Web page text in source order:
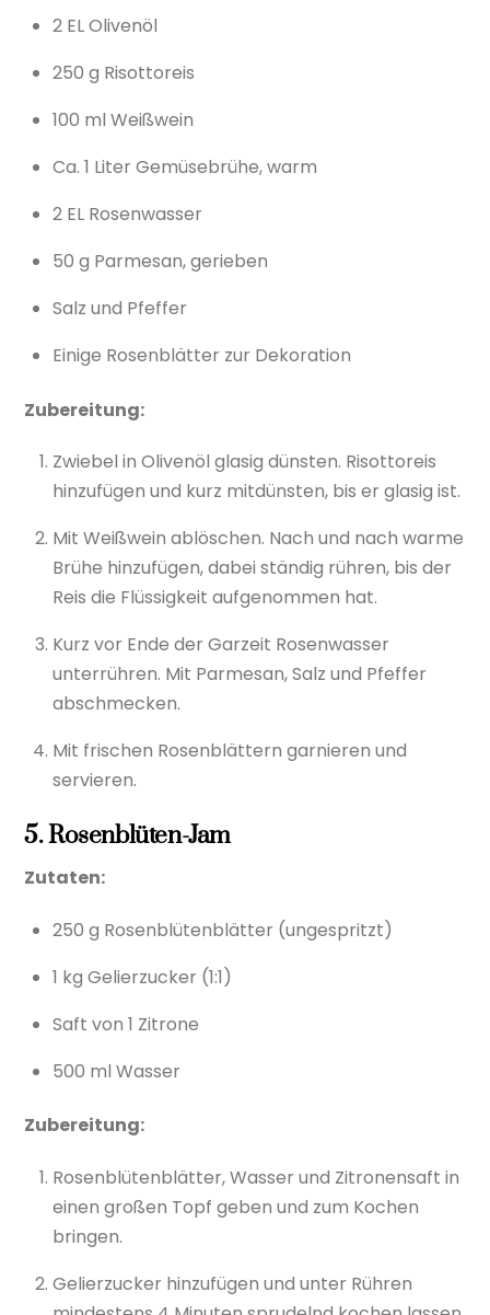
2 EL Olivenöl
250 g Risottoreis
100 ml Weißwein
Ca. 1 Liter Gemüsebrühe, warm
2 EL Rosenwasser
50 g Parmesan, gerieben
Salz und Pfeffer
Einige Rosenblätter zur Dekoration
Zubereitung:
Zwiebel in Olivenöl glasig dünsten. Risottoreis
hinzufügen und kurz mitdünsten, bis er glasig ist.
Mit Weißwein ablöschen. Nach und nach warme
Brühe hinzufügen, dabei ständig rühren, bis der
Reis die Flüssigkeit aufgenommen hat.
Kurz vor Ende der Garzeit Rosenwasser
unterrühren. Mit Parmesan, Salz und Pfeffer
abschmecken.
Mit frischen Rosenblättern garnieren und
servieren.
5. Rosenblüten-Jam
Zutaten:
250 g Rosenblütenblätter (ungespritzt)
1 kg Gelierzucker (1:1)
Saft von 1 Zitrone
500 ml Wasser
Zubereitung:
Rosenblütenblätter, Wasser und Zitronensaft in
einen großen Topf geben und zum Kochen
bringen.
Gelierzucker hinzufügen und unter Rühren